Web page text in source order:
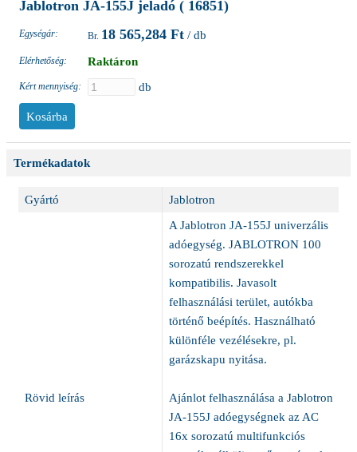
Jablotron JA-155J jeladó ( 16851)
Egységár: 18 565,284 Ft / db
Elérhetőség: Raktáron
Kért mennyiség: db
Termékadatok
Gyártó Jablotron
Rövid leírás
A Jablotron JA-155J univerzális
adóegység. JABLOTRON 100
sorozatú rendszerekkel
kompatibilis. Javasolt
felhasználási terület, autókba
történő beépítés. Használható
különféle vezélésekre, pl.
garázskapu nyitása.
Ajánlot felhasználása a Jablotron
JA-155J adóegységnek az AC
16x sorozatú multifunkciós